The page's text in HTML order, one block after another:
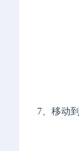
7、移动